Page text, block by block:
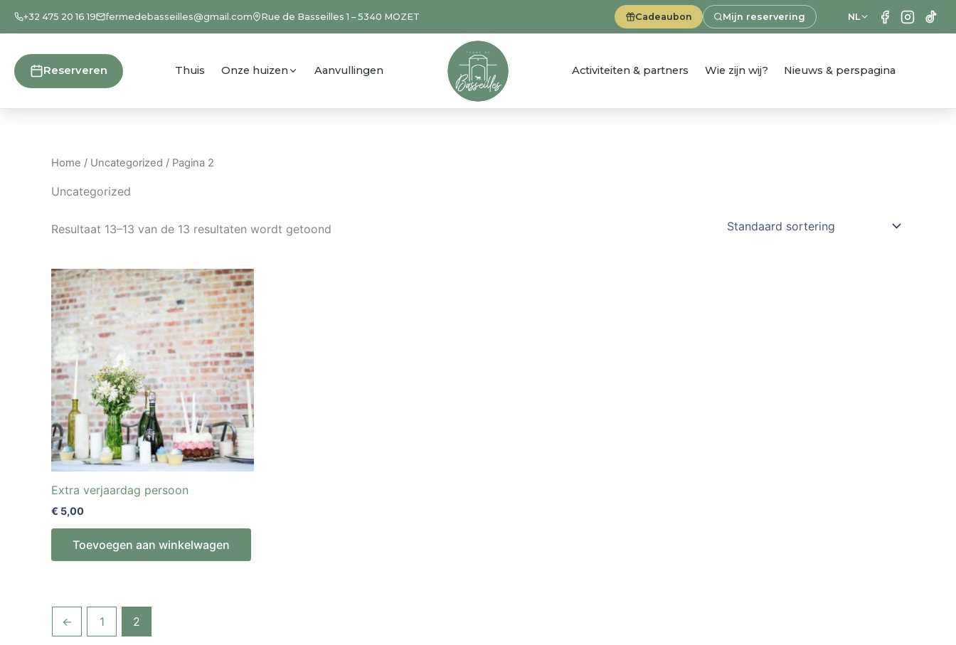
inhoud
+32 475 20 16 19 fermedebasseilles@gmail.com Rue de Basseilles 1 – 5340 MOZET Cadeaubon Mijn reservering NL
Reserveren Thuis Onze huizen Aanvullingen Activiteiten & partners Wie zijn wij? Nieuws & perspagina
Home / Uncategorized / Pagina 2
Uncategorized
Resultaat 13–13 van de 13 resultaten wordt getoond
Extra verjaardag persoon
€ 5,00
Toevoegen aan winkelwagen
← 1 2